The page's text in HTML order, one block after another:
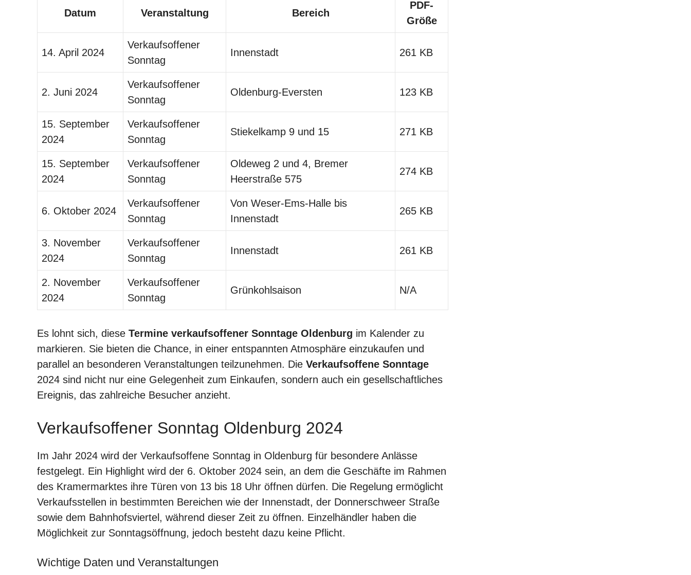
Datum Veranstaltung Bereich
PDF-
Größe
14. April 2024
Verkaufsoffener
Sonntag
Innenstadt 261 KB
2. Juni 2024
Verkaufsoffener
Sonntag
Oldenburg-Eversten 123 KB
15. September
2024
Verkaufsoffener
Sonntag
Stiekelkamp 9 und 15 271 KB
15. September
2024
Verkaufsoffener
Sonntag
Oldeweg 2 und 4, Bremer
Heerstraße 575
274 KB
6. Oktober 2024
Verkaufsoffener
Sonntag
Von Weser-Ems-Halle bis
Innenstadt
265 KB
3. November
2024
Verkaufsoffener
Sonntag
Innenstadt 261 KB
2. November
2024
Verkaufsoffener
Sonntag
Grünkohlsaison N/A
Es lohnt sich, diese Termine verkaufsoffener Sonntage Oldenburg im Kalender zu
markieren. Sie bieten die Chance, in einer entspannten Atmosphäre einzukaufen und
parallel an besonderen Veranstaltungen teilzunehmen. Die Verkaufsoffene Sonntage
2024 sind nicht nur eine Gelegenheit zum Einkaufen, sondern auch ein gesellschaftliches
Ereignis, das zahlreiche Besucher anzieht.
Verkaufsoffener Sonntag Oldenburg 2024
Im Jahr 2024 wird der Verkaufsoffene Sonntag in Oldenburg für besondere Anlässe
festgelegt. Ein Highlight wird der 6. Oktober 2024 sein, an dem die Geschäfte im Rahmen
des Kramermarktes ihre Türen von 13 bis 18 Uhr öffnen dürfen. Die Regelung ermöglicht
Verkaufsstellen in bestimmten Bereichen wie der Innenstadt, der Donnerschweer Straße
sowie dem Bahnhofsviertel, während dieser Zeit zu öffnen. Einzelhändler haben die
Möglichkeit zur Sonntagsöffnung, jedoch besteht dazu keine Pflicht.
Wichtige Daten und Veranstaltungen